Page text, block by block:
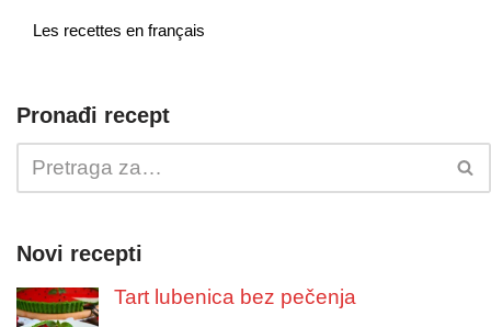
Les recettes en français
Pronađi recept
Novi recepti
Tart lubenica bez pečenja